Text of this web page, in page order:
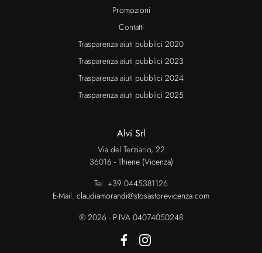
Promozioni
Contatti
Trasparenza aiuti pubblici 2020
Trasparenza aiuti pubblici 2023
Trasparenza aiuti pubblici 2024
Trasparenza aiuti pubblici 2025
Alvi Srl
Via del Terziario, 22
36016 - Thiene (Vicenza)
Tel. +39 0445381126
E-Mail. claudiamorandi@stosastorevicenza.com
® 2026 - P.IVA 04074050248